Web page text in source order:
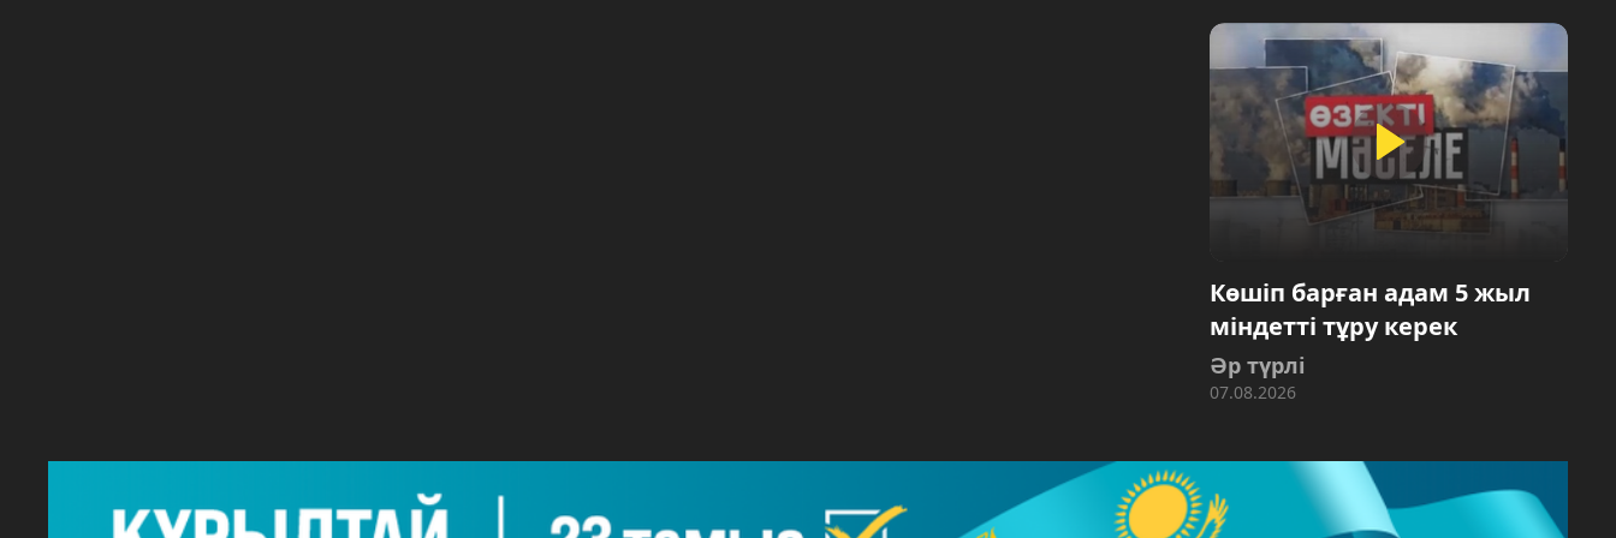
Көшіп барған адам 5 жыл
міндетті тұру керек
Әр түрлі
07.08.2026